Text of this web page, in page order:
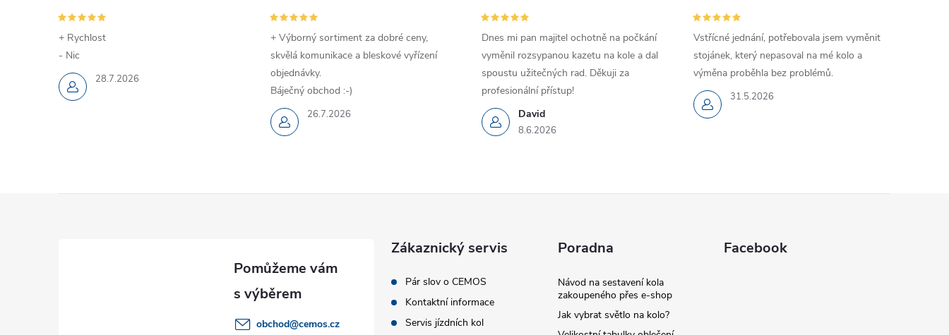
k
y
v
ý
s
28.7.2026
+ Rychlost
- Nic
26.7.2026
+ Výborný sortiment za dobré ceny,
skvělá komunikace a bleskové vyřízení
objednávky.
Báječný obchod :-)
David
8.6.2026
Dnes mi pan majitel ochotně na počkání
vyměnil rozsypanou kazetu na kole a dal
spoustu užitečných rad. Děkuji za
profesionální přístup!
31.5.2026
Vstřícné jednání, potřebovala jsem vyměnit
stojánek, který nepasoval na mé kolo a
výměna proběhla bez problémů.
obchod@cemos.cz
Zákaznický servis
Pár slov o CEMOS
Kontaktní informace
Servis jízdních kol
Poradna
Návod na sestavení kola
zakoupeného přes e-shop
Jak vybrat světlo na kolo?
Facebook